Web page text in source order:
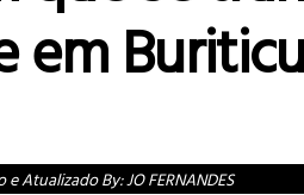
em
e Atualizado By:JO FERNANDES